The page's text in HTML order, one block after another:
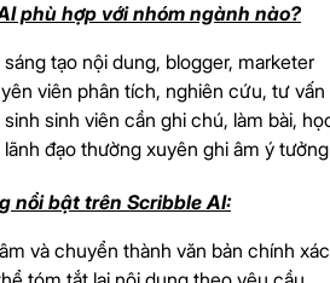
phù hợp với nhóm ngành nào?
sáng tạo nội dung, blogger, marketer
viên phân tích, nghiên cứu, tư
sinh sinh viên cần ghi chú, làm bài,
lãnh đạo thường xuyên ghi âm ý
nổi bật trên Scribble AI:
và chuyển thành văn bản chính xác